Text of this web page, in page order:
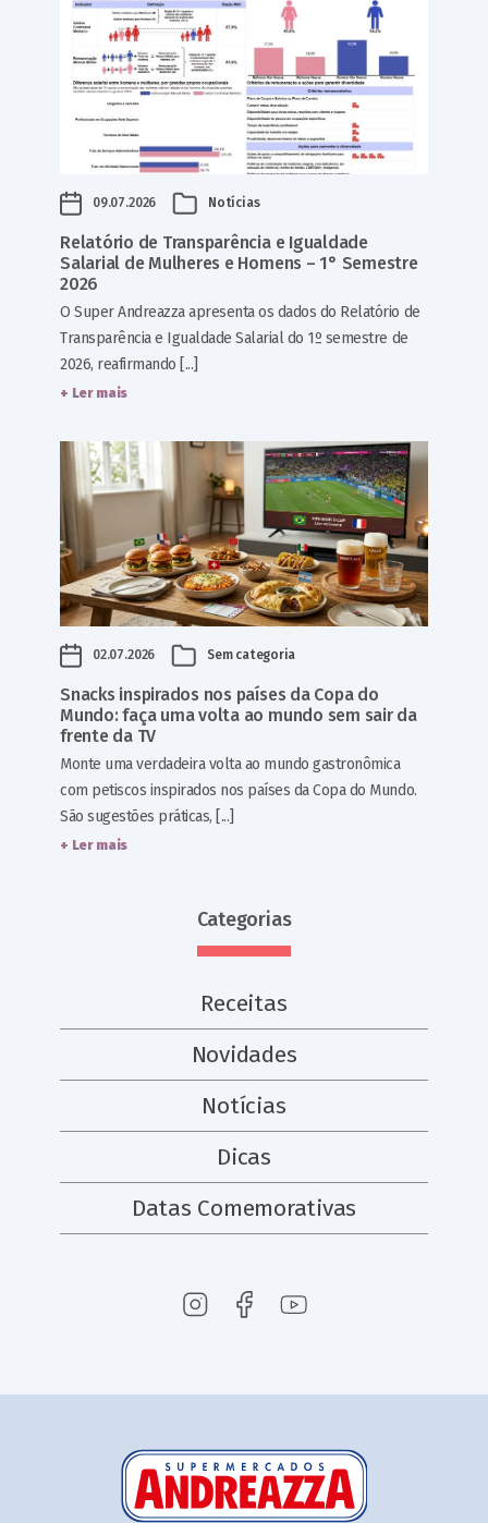
09.07.2026 Notícias
Relatório de Transparência e Igualdade
Salarial de Mulheres e Homens – 1° Semestre
2026
O Super Andreazza apresenta os dados do Relatório de
Transparência e Igualdade Salarial do 1º semestre de
2026, reafirmando [...]
+ Ler mais
02.07.2026 Sem categoria
Snacks inspirados nos países da Copa do
Mundo: faça uma volta ao mundo sem sair da
frente da TV
Monte uma verdadeira volta ao mundo gastronômica
com petiscos inspirados nos países da Copa do Mundo.
São sugestões práticas, [...]
+ Ler mais
Categorias
Receitas
Novidades
Notícias
Dicas
Datas Comemorativas